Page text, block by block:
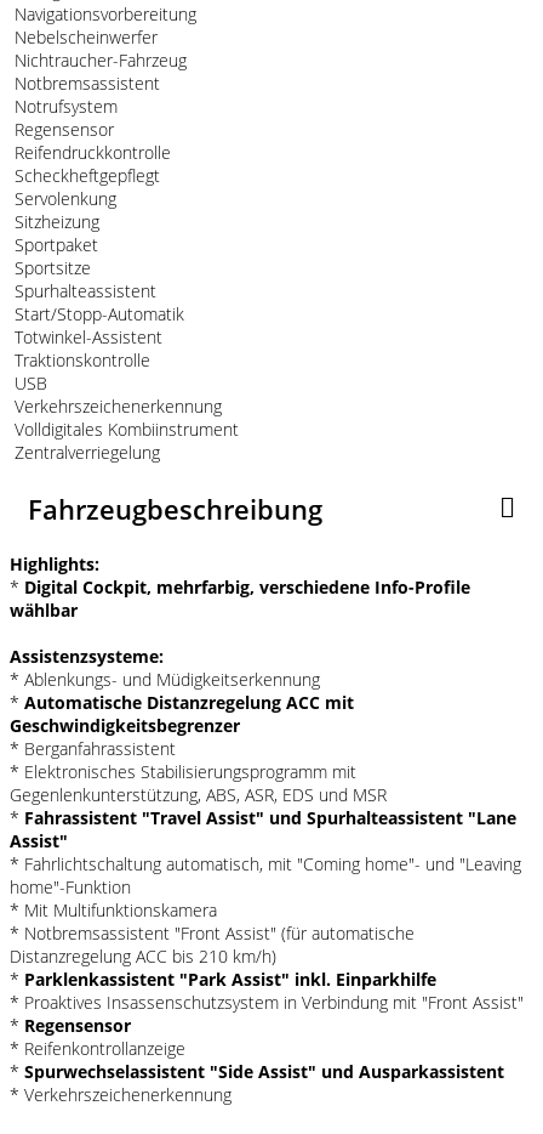
Navigationsvorbereitung
Nebelscheinwerfer
Nichtraucher-Fahrzeug
Notbremsassistent
Notrufsystem
Regensensor
Reifendruckkontrolle
Scheckheftgepflegt
Servolenkung
Sitzheizung
Sportpaket
Sportsitze
Spurhalteassistent
Start/Stopp-Automatik
Totwinkel-Assistent
Traktionskontrolle
USB
Verkehrszeichenerkennung
Volldigitales Kombiinstrument
Zentralverriegelung
Fahrzeugbeschreibung
Highlights:
* Digital Cockpit, mehrfarbig, verschiedene Info-Profile
wählbar
Assistenzsysteme:
* Ablenkungs- und Müdigkeitserkennung
* Automatische Distanzregelung ACC mit
Geschwindigkeitsbegrenzer
* Berganfahrassistent
* Elektronisches Stabilisierungsprogramm mit
Gegenlenkunterstützung, ABS, ASR, EDS und MSR
* Fahrassistent "Travel Assist" und Spurhalteassistent "Lane
Assist"
* Fahrlichtschaltung automatisch, mit "Coming home"- und "Leaving
home"-Funktion
* Mit Multifunktionskamera
* Notbremsassistent "Front Assist" (für automatische
Distanzregelung ACC bis 210 km/h)
* Parklenkassistent "Park Assist" inkl. Einparkhilfe
* Proaktives Insassenschutzsystem in Verbindung mit "Front Assist"
* Regensensor
* Reifenkontrollanzeige
* Spurwechselassistent "Side Assist" und Ausparkassistent
* Verkehrszeichenerkennung